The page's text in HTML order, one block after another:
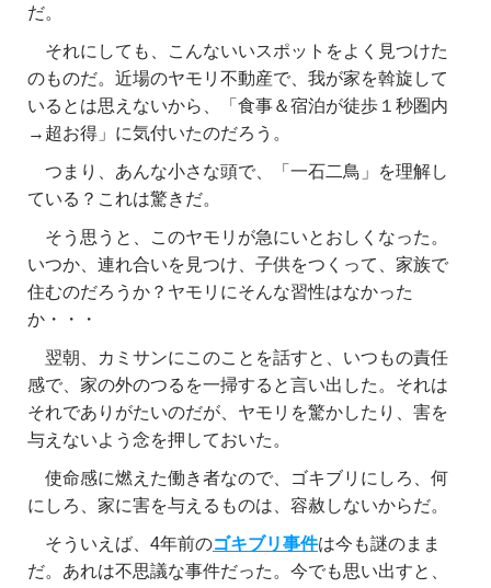
だ。
それにしても、こんないいスポットをよく見つけた
のものだ。近場のヤモリ不動産で、我が家を斡旋して
いるとは思えないから、「食事＆宿泊が徒歩１秒圏内
→超お得」に気付いたのだろう。
つまり、あんな小さな頭で、「一石二鳥」を理解し
ている？これは驚きだ。
そう思うと、このヤモリが急にいとおしくなった。
いつか、連れ合いを見つけ、子供をつくって、家族で
住むのだろうか？ヤモリにそんな習性はなかった
か・・・
翌朝、カミサンにこのことを話すと、いつもの責任
感で、家の外のつるを一掃すると言い出した。それは
それでありがたいのだが、ヤモリを驚かしたり、害を
与えないよう念を押しておいた。
使命感に燃えた働き者なので、ゴキブリにしろ、何
にしろ、家に害を与えるものは、容赦しないからだ。
そういえば、4年前のゴキブリ事件は今も謎のまま
だ。あれは不思議な事件だった。今でも思い出すと、